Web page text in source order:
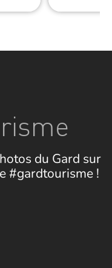
du Gard sur
#gardtourisme !